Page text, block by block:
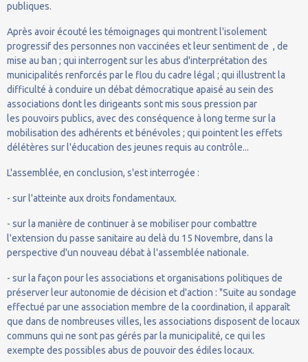
publiques.
Après avoir écouté les témoignages qui montrent l'isolement
progressif des personnes non vaccinées et leur sentiment de , de
mise au ban ; qui interrogent sur les abus d'interprétation des
municipalités renforcés par le flou du cadre légal ; qui illustrent la
difficulté à conduire un débat démocratique apaisé au sein des
associations dont les dirigeants sont mis sous pression par
les pouvoirs publics, avec des conséquence à long terme sur la
mobilisation des adhérents et bénévoles ; qui pointent les effets
délétères sur l'éducation des jeunes requis au contrôle...
L'assemblée, en conclusion, s'est interrogée :
- sur l'atteinte aux droits fondamentaux.
- sur la manière de continuer à se mobiliser pour combattre
l'extension du passe sanitaire au delà du 15 Novembre, dans la
perspective d'un nouveau débat à l'assemblée nationale.
- sur la façon pour les associations et organisations politiques de
préserver leur autonomie de décision et d'action : "Suite au sondage
effectué par une association membre de la coordination, il apparaît
que dans de nombreuses villes, les associations disposent de locaux
communs qui ne sont pas gérés par la municipalité, ce qui les
exempte des possibles abus de pouvoir des édiles locaux.